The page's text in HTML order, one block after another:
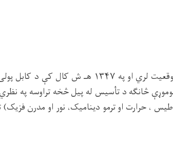
د فزیک څانګه د تدریسي تعمیر په ۲۱۳ خونه کې موقعیت لري او په ۱۳۴۷ هـ
څانګه د تأسیس له پیل څخه تراوسه په
، حرارت او ترمو دینامیک، نور او مدرن